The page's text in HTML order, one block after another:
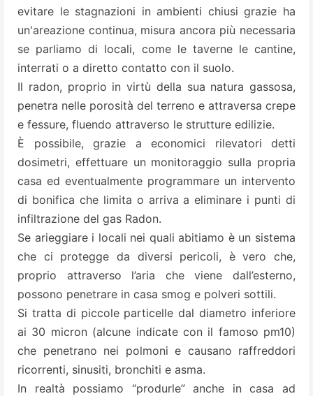
evitare le stagnazioni in ambienti chiusi grazie ha
un'areazione continua, misura ancora più necessaria
se parliamo di locali, come le taverne le cantine,
interrati o a diretto contatto con il suolo.
Il radon, proprio in virtù della sua natura gassosa,
penetra nelle porosità del terreno e attraversa crepe
e fessure, fluendo attraverso le strutture edilizie.
È possibile, grazie a economici rilevatori detti
dosimetri, effettuare un monitoraggio sulla propria
casa ed eventualmente programmare un intervento
di bonifica che limita o arriva a eliminare i punti di
infiltrazione del gas Radon.
Se arieggiare i locali nei quali abitiamo è un sistema
che ci protegge da diversi pericoli, è vero che,
proprio attraverso l’aria che viene dall’esterno,
possono penetrare in casa smog e polveri sottili.
Si tratta di piccole particelle dal diametro inferiore
ai 30 micron (alcune indicate con il famoso pm10)
che penetrano nei polmoni e causano raffreddori
ricorrenti, sinusiti, bronchiti e asma.
In realtà possiamo “produrle” anche in casa ad